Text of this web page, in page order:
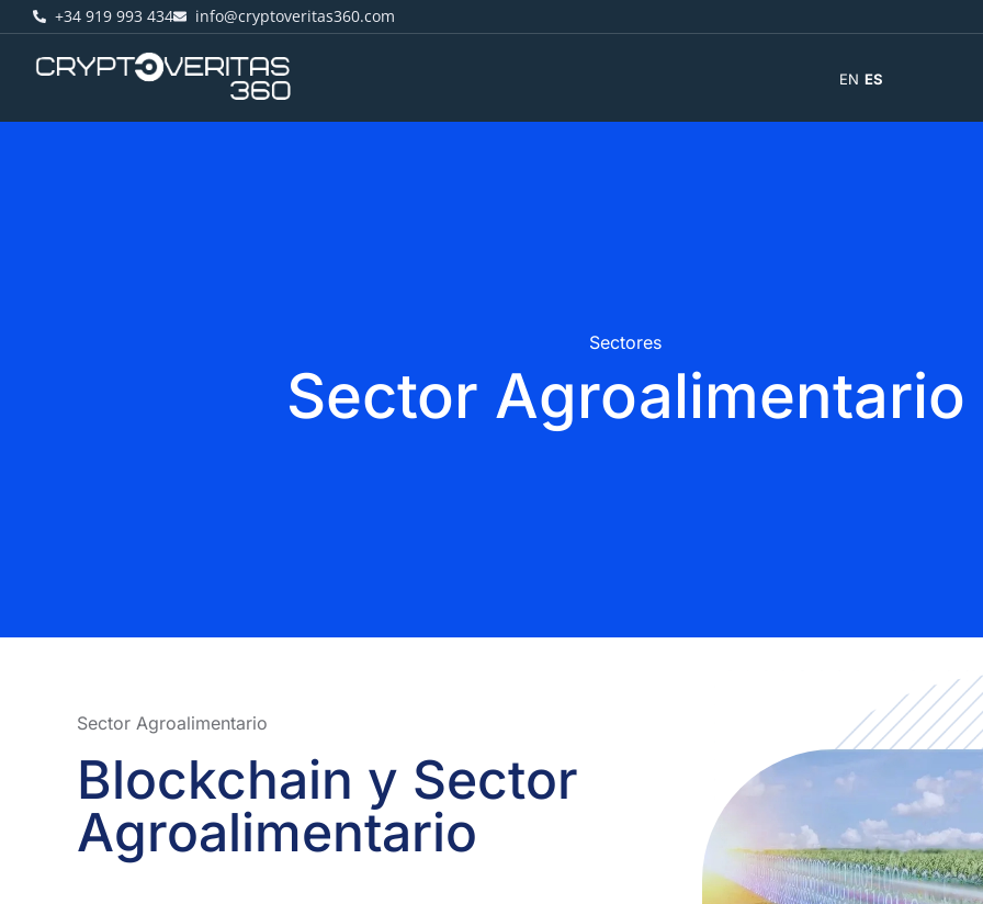
+34 919 993 434 info@cryptoveritas360.com
EN ES
Sectores​
Sector Agroalimentario
Sector Agroalimentario​
Blockchain y Sector
Agroalimentario